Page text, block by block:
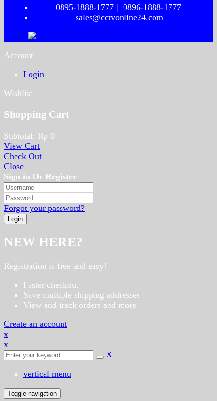
0895-1888-1777| 0896-1888-1777
sales@cctvonline24.com
Account
Login
Wishlist
Shopping Cart
Subtotal: Rp 0
View Cart
Check Out
Close
Sign in Or Register
Forgot your password?
NEW HERE?
Registration is free and easy!
Faster checkout
Save multiple shipping addresses
View and track orders and more
Create an account
x
x
X
vertical menu
Toggle navigation